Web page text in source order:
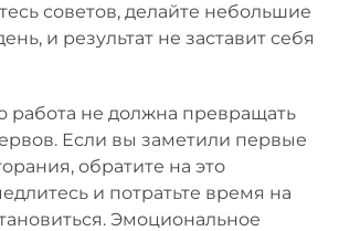
советов, делайте небольшие
и результат не заставит себя
работа не должна превращать
Если вы заметили первые
обратите на это
и потратьте время на
Эмоциональное